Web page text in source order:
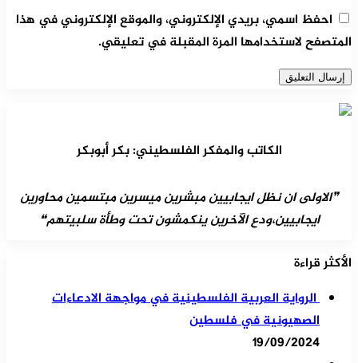
احفظ اسمي، بريدي الإلكتروني، والموقع الإلكتروني في هذا
المتصفح لاستخدامها المرة المقبلة في تعليقي.
الكاتب والمفكر الفلسطيني: بكر أبوبكر
❞الاولى ان نظل ايجابيين مبشرين ميسرين مبتسمين محاورين
ايجابيين،ودع الآخرين ينكمشون تحت وطأة سلبيتهم❝
الأكثر قراءة
الرواية العربية الفلسطينية في مواجهة الادعاءات
الصهيونية في فلسطين
19/09/2024